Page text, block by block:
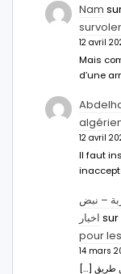
Nam
12 avril
Mais
d’une
12 avril
Il faut
– نبض
اخبار sur
pour
14 mars
[…] الإعلان عن طريق Ahmed Abdel-Latifسفير مصر بالرباط.